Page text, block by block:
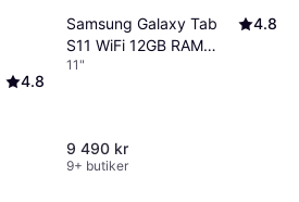
4.8
Samsung Galaxy Tab
S11 WiFi 12GB RAM
256GB Grey
4.8
11"
9 490 kr
9+ butiker